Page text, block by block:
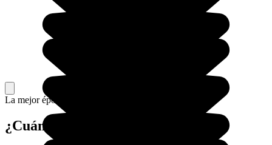
La mejor época para ir.
¿Cuándo viajar a Australia?